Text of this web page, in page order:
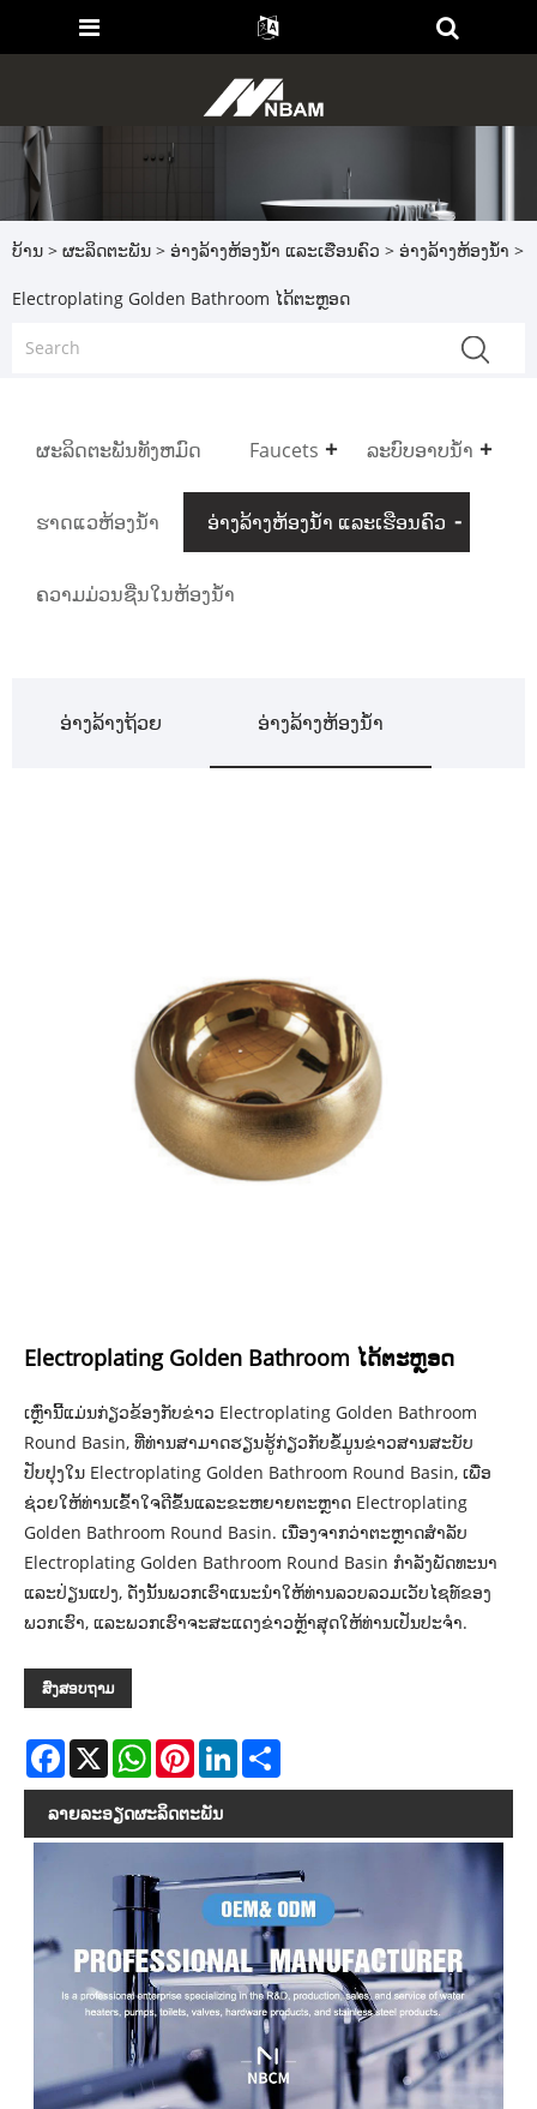
ບ້ານ > ຜະລິດຕະພັນ > ອ່າງລ້າງຫ້ອງນ້ຳ ແລະເຮືອນຄົວ > ອ່າງລ້າງຫ້ອງນ້ໍາ >
Electroplating Golden Bathroom ໄດ້ຕະຫຼອດ
ຜະລິດຕະພັນທັງຫມົດ Faucets ລະບົບອາບນໍ້າ
ຮາດແວຫ້ອງນ້ຳ ອ່າງລ້າງຫ້ອງນ້ຳ ແລະເຮືອນຄົວ
ຄວາມມ່ວນຊື່ນໃນຫ້ອງນ້ໍາ
ອ່າງ​ລ້າງ​ຖ້ວຍ ອ່າງລ້າງຫ້ອງນ້ໍາ
Electroplating Golden Bathroom ໄດ້ຕະຫຼອດ
ເຫຼົ່ານີ້ແມ່ນກ່ຽວຂ້ອງກັບຂ່າວ Electroplating Golden Bathroom
Round Basin, ທີ່ທ່ານສາມາດຮຽນຮູ້ກ່ຽວກັບຂໍ້ມູນຂ່າວສານສະບັບ
ປັບປຸງໃນ Electroplating Golden Bathroom Round Basin, ເພື່ອ
ຊ່ວຍໃຫ້ທ່ານເຂົ້າໃຈດີຂຶ້ນແລະຂະຫຍາຍຕະຫຼາດ Electroplating
Golden Bathroom Round Basin. ເນື່ອງຈາກວ່າຕະຫຼາດສໍາລັບ
Electroplating Golden Bathroom Round Basin ກໍາລັງພັດທະນາ
ແລະປ່ຽນແປງ, ດັ່ງນັ້ນພວກເຮົາແນະນໍາໃຫ້ທ່ານລວບລວມເວັບໄຊທ໌ຂອງ
ພວກເຮົາ, ແລະພວກເຮົາຈະສະແດງຂ່າວຫຼ້າສຸດໃຫ້ທ່ານເປັນປະຈໍາ.
ສົ່ງສອບຖາມ
Facebook
X WhatsAppPinterestLinkedIn
ລາຍ​ລະ​ອຽດ​ຜະ​ລິດ​ຕະ​ພັນ